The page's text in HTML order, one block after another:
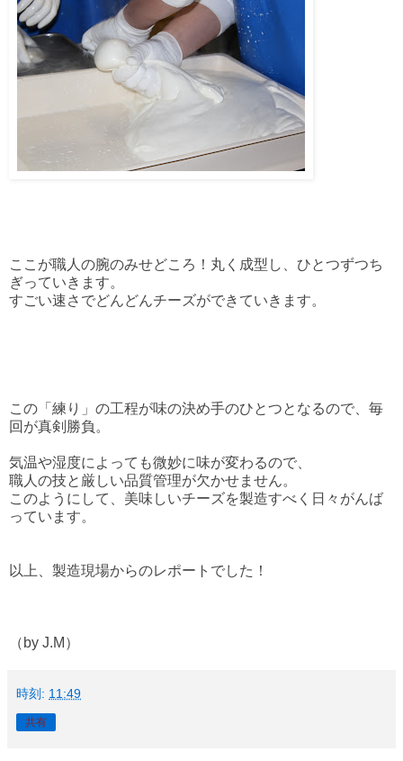
ここが職人の腕のみせどころ！丸く成型し、ひとつずつち
ぎっていきます。
すごい速さでどんどんチーズができていきます。
この「練り」の工程が味の決め手のひとつとなるので、毎
回が真剣勝負。
気温や湿度によっても微妙に味が変わるので、
職人の技と厳しい品質管理が欠かせません。
このようにして、美味しいチーズを製造すべく日々がんば
っています。
以上、製造現場からのレポートでした！
（by J.M）
時刻: 11:49
共有